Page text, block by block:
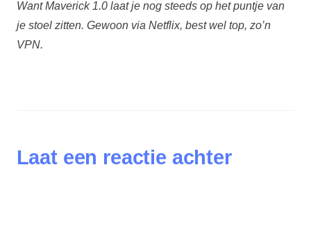
Want Maverick 1.0 laat je nog steeds op het puntje van
je stoel zitten. Gewoon via Netflix, best wel top, zo’n
VPN.
Laat een reactie achter